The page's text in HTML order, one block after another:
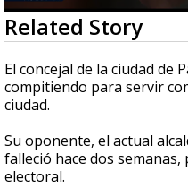
0
seconds
of
3
minutes,
0
Related Story
El concejal de la ciudad de
compitiendo para servir
ciudad.
Su oponente, el actual
falleció hace dos
electoral.